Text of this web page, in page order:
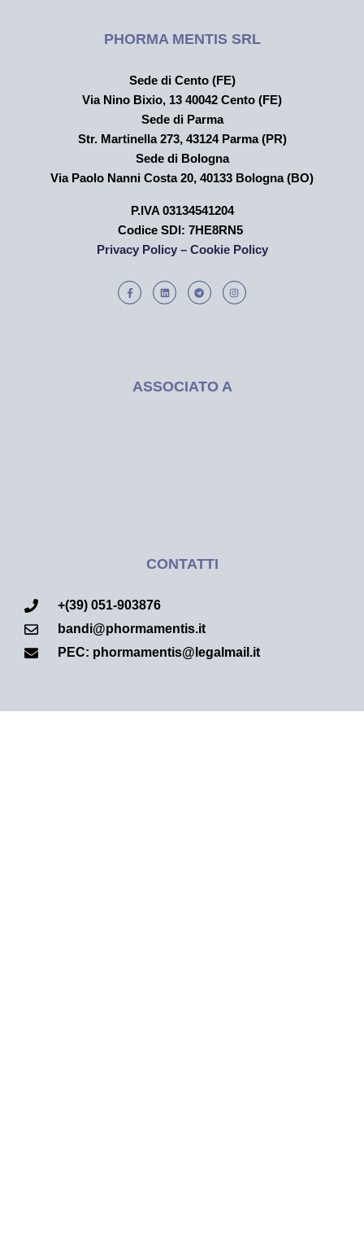
PHORMA MENTIS SRL
Sede di Cento (FE)
Via Nino Bixio, 13 40042 Cento (FE)
Sede di Parma
Str. Martinella 273, 43124 Parma (PR)
Sede di Bologna
Via Paolo Nanni Costa 20, 40133 Bologna (BO)
P.IVA 03134541204
Codice SDI: 7HE8RN5
Privacy Policy – Cookie Policy
CONTATTI
+(39) 051-903876
bandi@phormamentis.it
PEC: phormamentis@legalmail.it
ASSOCIATO A